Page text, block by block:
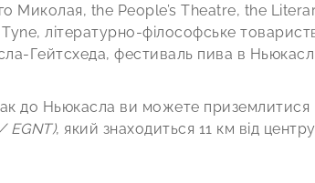
Миколая, the People’s Theatre, the
літературно-філософське
Гейтсхеда, фестиваль пива в
до Ньюкасла ви можете
EGNT), який знаходиться 11 км від